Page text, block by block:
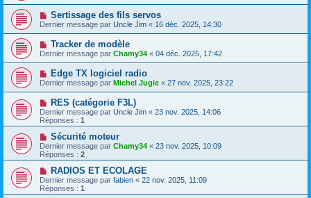
Sertissage des fils servos
Dernier message par Uncle Jim « 16 déc. 2025, 14:30
Tracker de modèle
Dernier message par Chamy34 « 04 déc. 2025, 17:42
Edge TX logiciel radio
Dernier message par Michel Jugie « 27 nov. 2025, 23:22
RES (catégorie F3L)
Dernier message par Uncle Jim « 23 nov. 2025, 14:06
Réponses : 1
Sécurité moteur
Dernier message par Chamy34 « 23 nov. 2025, 10:09
Réponses : 2
RADIOS ET ECOLAGE
Dernier message par fabien « 22 nov. 2025, 11:09
Réponses : 1